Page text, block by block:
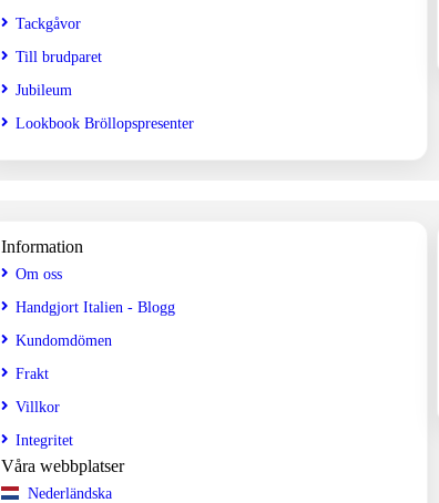
Tackgåvor
Till brudparet
Jubileum
Lookbook Bröllopspresenter
Information
Om oss
Handgjort Italien - Blogg
Kundomdömen
Frakt
Villkor
Integritet
Våra webbplatser
Nederländska